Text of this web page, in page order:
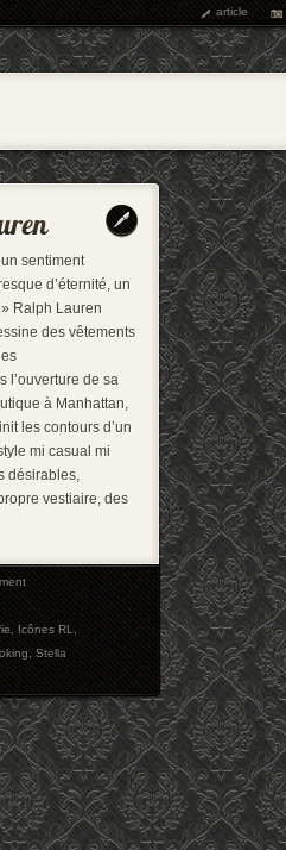
article
sentiment
d’éternité, un
Ralph Lauren
des vêtements
l’ouverture de sa
à Manhattan,
les contours d’un
mi casual mi
désirables,
vestiaire, des
,Icônes RL,
,Stella